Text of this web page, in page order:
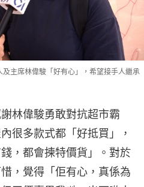
主席林偉駿「好有心」，希望接手人繼承
林偉駿勇敢對抗超市霸
很多款式都「好抵買」，
，都會揀特價貨」。對於
，覺得「佢有心，真係為